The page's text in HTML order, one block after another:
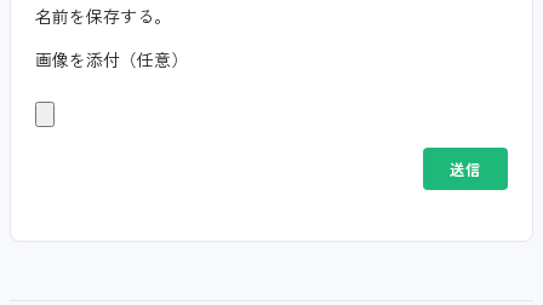
名前を保存する。
画像を添付（任意）